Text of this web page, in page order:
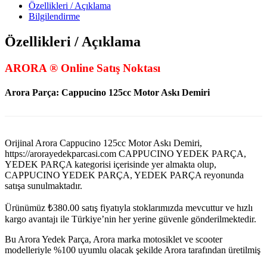
Özellikleri / Açıklama
Bilgilendirme
Özellikleri / Açıklama
ARORA ® Online Satış Noktası
Arora Parça: Cappucino 125cc Motor Askı Demiri
Orijinal Arora Cappucino 125cc Motor Askı Demiri,
https://arorayedekparcasi.com CAPPUCINO YEDEK PARÇA,
YEDEK PARÇA kategorisi içerisinde yer almakta olup,
CAPPUCINO YEDEK PARÇA, YEDEK PARÇA reyonunda
satışa sunulmaktadır.
Ürünümüz ₺380.00 satış fiyatıyla stoklarımızda mevcuttur ve hızlı
kargo avantajı ile Türkiye’nin her yerine güvenle gönderilmektedir.
Bu Arora Yedek Parça, Arora marka motosiklet ve scooter
modelleriyle %100 uyumlu olacak şekilde Arora tarafından üretilmiş